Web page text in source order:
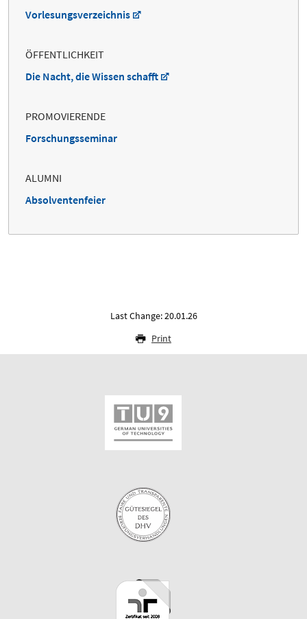
Vorlesungsverzeichnis
ÖFFENTLICHKEIT
Die Nacht, die Wissen schafft
PROMOVIERENDE
Forschungsseminar
ALUMNI
Absolventenfeier
Last Change: 20.01.26
Print